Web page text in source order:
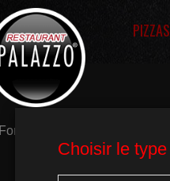
PIZZAS
Formules